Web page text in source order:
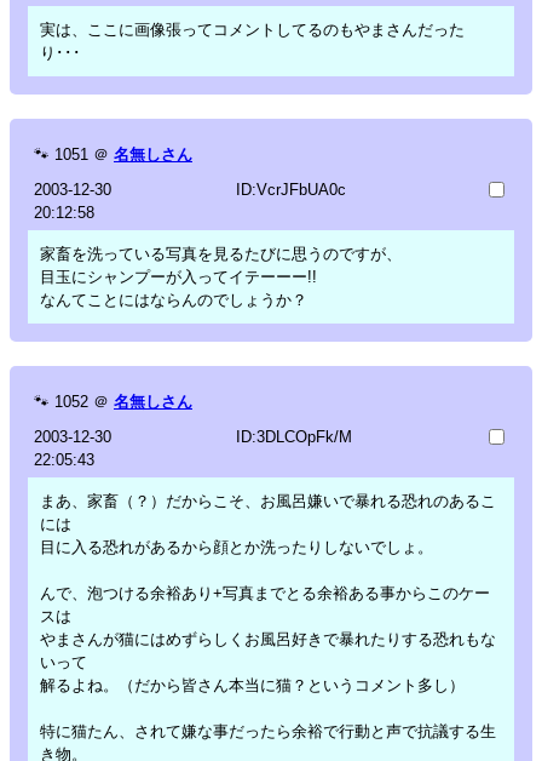
実は、ここに画像張ってコメントしてるのもやまさんだった
り･･･
🐾 1051 ＠ 名無しさん
2003-12-30
20:12:58
ID:VcrJFbUA0c
家畜を洗っている写真を見るたびに思うのですが、
目玉にシャンプーが入ってイテーーー!!
なんてことにはならんのでしょうか？
🐾 1052 ＠ 名無しさん
2003-12-30
22:05:43
ID:3DLCOpFk/M
まあ、家畜（？）だからこそ、お風呂嫌いで暴れる恐れのあるこ
には
目に入る恐れがあるから顔とか洗ったりしないでしょ。
んで、泡つける余裕あり+写真までとる余裕ある事からこのケー
スは
やまさんが猫にはめずらしくお風呂好きで暴れたりする恐れもな
いって
解るよね。（だから皆さん本当に猫？というコメント多し）
特に猫たん、されて嫌な事だったら余裕で行動と声で抗議する生
き物。